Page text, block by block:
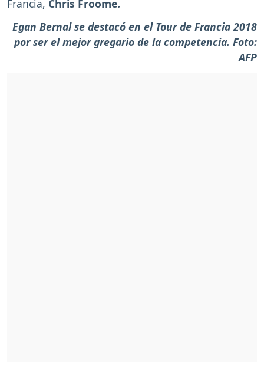
Francia, Chris Froome.
Egan Bernal se destacó en el Tour de Francia 2018
por ser el mejor gregario de la competencia. Foto:
AFP